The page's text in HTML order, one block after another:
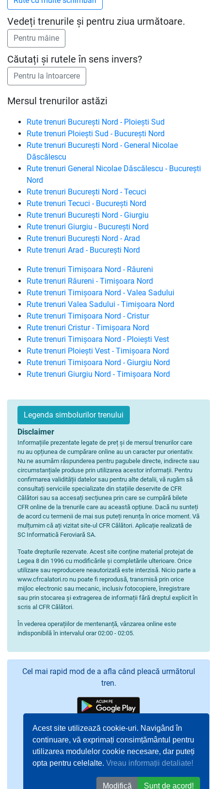
Acest site utilizează cookie-uri. Navigând în
continuare, vă exprimați consimțământul pentru
utilizarea modulelor cookie necesare, dar puteți
opta pentru celelalte.Vreau informații detaliate!
Modifică Sunt de acord!
Vedeți trenurile și pentru ziua următoare.
Căutați și rutele în sens invers?
Mersul trenurilor astăzi
Rute trenuri București Nord - Ploiești Sud
Rute trenuri Ploiești Sud - București Nord
Rute trenuri București Nord - General Nicolae
Dăscălescu
Rute trenuri General Nicolae Dăscălescu - București
Nord
Rute trenuri București Nord - Tecuci
Rute trenuri Tecuci - București Nord
Rute trenuri București Nord - Giurgiu
Rute trenuri Giurgiu - București Nord
Rute trenuri București Nord - Arad
Rute trenuri Arad - București Nord
Rute trenuri Timișoara Nord - Râureni
Rute trenuri Râureni - Timișoara Nord
Rute trenuri Timișoara Nord - Valea Sadului
Rute trenuri Valea Sadului - Timișoara Nord
Rute trenuri Timișoara Nord - Cristur
Rute trenuri Cristur - Timișoara Nord
Rute trenuri Timișoara Nord - Ploiești Vest
Rute trenuri Ploiești Vest - Timișoara Nord
Rute trenuri Timișoara Nord - Giurgiu Nord
Rute trenuri Giurgiu Nord - Timișoara Nord
Legenda simbolurilor trenului
Disclaimer
Informațiile prezentate legate de preț și de mersul trenurilor care
nu au opțiunea de cumpărare online au un caracter pur orientativ.
Nu ne asumăm răspunderea pentru pagubele directe, indirecte sau
circumstanțiale produse prin utilizarea acestor informații. Pentru
confirmarea validității datelor sau pentru alte detalii, vă rugăm să
consultați serviciile specializate din stațiile deservite de CFR
Călători sau sa accesați secțiunea prin care se cumpără bilete
CFR online de la trenurile care au această opțiune. Dacă nu sunteți
de acord cu termenii de mai sus puteți renunța în orice moment. Vă
mulțumim că ați vizitat site-ul CFR Călători. Aplicație realizată de
SC Informatică Feroviară SA.
Toate drepturile rezervate. Acest site conține material protejat de
Legea 8 din 1996 cu modificările și completările ulterioare. Orice
utilizare sau reproducere neautorizată este interzisă. Nicio parte a
www.cfrcalatori.ro nu poate fi reprodusă, transmisă prin orice
mijloc electronic sau mecanic, inclusiv fotocopiere, înregistrare
sau prin stocarea și extragerea de informații fără dreptul explicit în
scris al CFR Călători.
În vederea operațiilor de mentenanță, vânzarea online este
indisponibilă în intervalul orar 02:00 - 02:05.
Cel mai rapid mod de a afla când pleacă următorul
tren.